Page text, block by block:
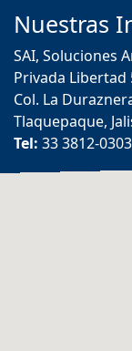
Nuestras
SAI, Soluciones
Privada Libertad
Col. La
Tlaquepaque,
Tel: 33 3812-